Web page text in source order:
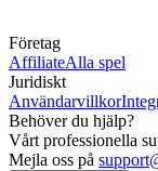
Företag
AffiliateAlla spel
Juridiskt
Användarvillkor
Behöver du hjälp?
Vårt professionella
Mejla oss på